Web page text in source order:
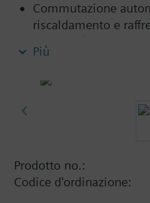
Commutazione
riscaldamento e
QAH11.1)
Banda proporzionale
Più
Prodotto no.:
Codice d'ordinazione: